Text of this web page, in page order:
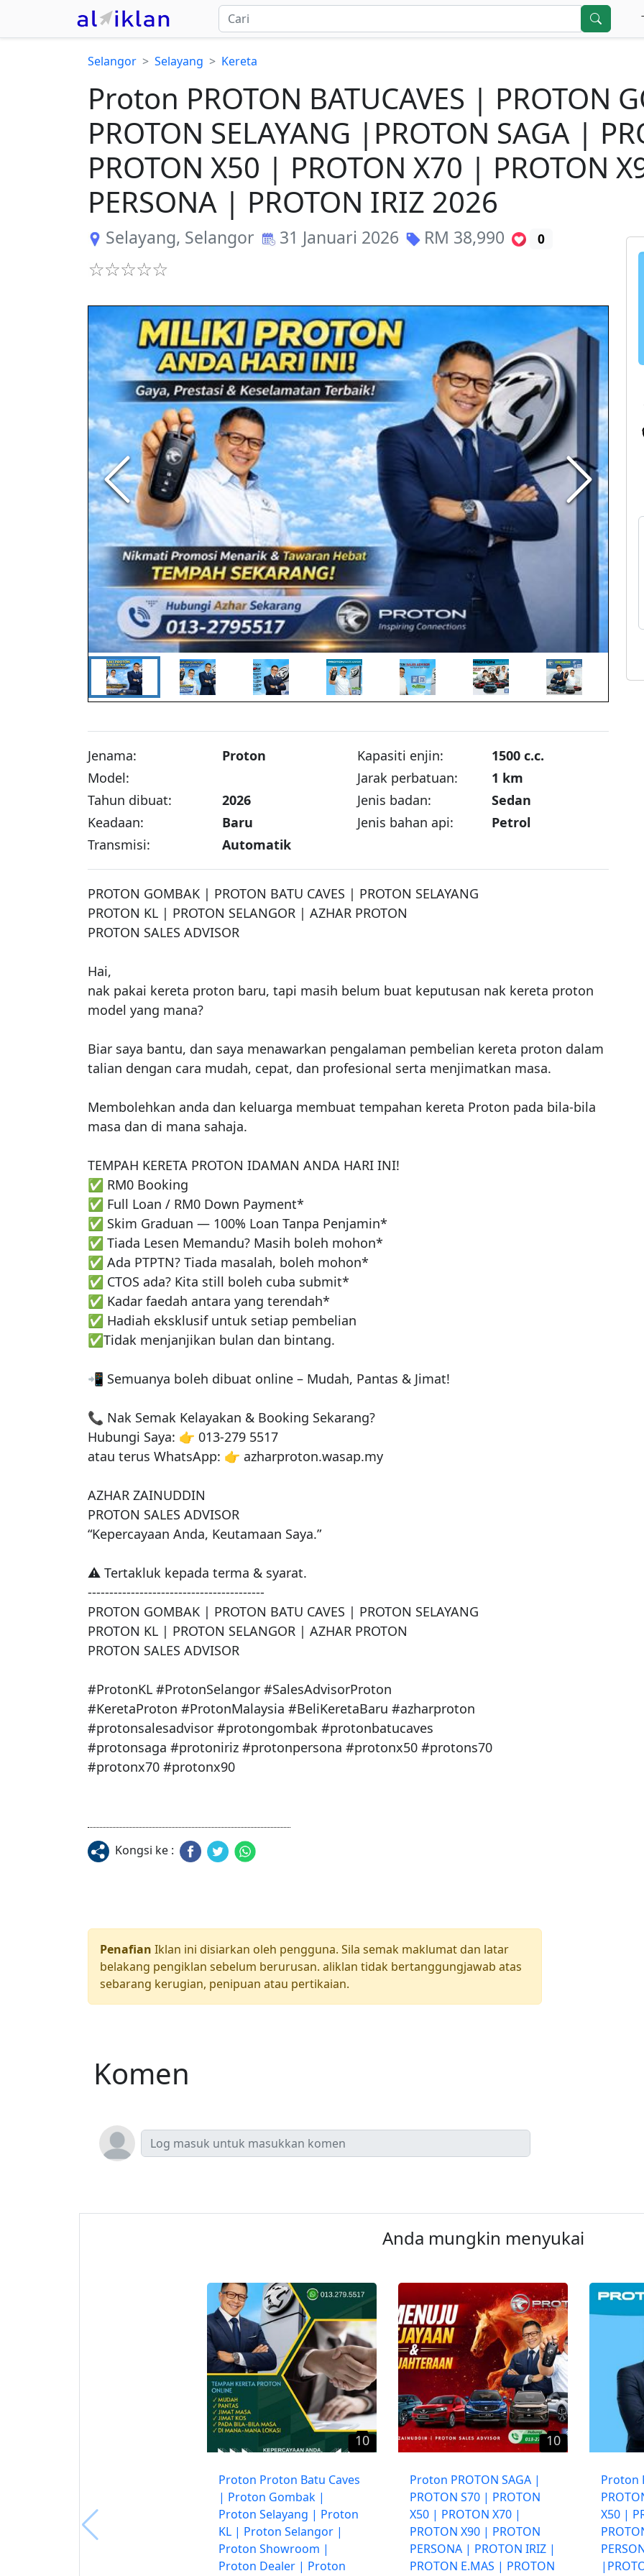
Selangor Selayang Kereta
Proton PROTON BATUCAVES | PROTON
PROTON SELAYANG |PROTON SAGA |
PROTON X50 | PROTON X70 | PROTON
PERSONA | PROTON IRIZ 2026
Selayang, Selangor 31 Januari 2026 RM 38,990 0
Jenama:
Proton
Model:
Tahun dibuat:
2026
Keadaan:
Baru
Transmisi:
Automatik
Kapasiti enjin:
1500 c.c.
Jarak perbatuan:
1 km
Jenis badan:
Sedan
Jenis bahan api:
Petrol
PROTON GOMBAK | PROTON BATU CAVES | PROTON SELAYANG
PROTON KL | PROTON SELANGOR | AZHAR PROTON
PROTON SALES ADVISOR
Hai,
nak pakai kereta proton baru, tapi masih belum buat keputusan nak kereta proton
model yang mana?
Biar saya bantu, dan saya menawarkan pengalaman pembelian kereta proton dalam
talian dengan cara mudah, cepat, dan profesional serta menjimatkan masa.
Membolehkan anda dan keluarga membuat tempahan kereta Proton pada bila-bila
masa dan di mana sahaja.
TEMPAH KERETA PROTON IDAMAN ANDA HARI INI!
✅ RM0 Booking
✅ Full Loan / RM0 Down Payment*
✅ Skim Graduan — 100% Loan Tanpa Penjamin*
✅ Tiada Lesen Memandu? Masih boleh mohon*
✅ Ada PTPTN? Tiada masalah, boleh mohon*
✅ CTOS ada? Kita still boleh cuba submit*
✅ Kadar faedah antara yang terendah*
✅ Hadiah eksklusif untuk setiap pembelian
✅Tidak menjanjikan bulan dan bintang.
📲 Semuanya boleh dibuat online – Mudah, Pantas & Jimat!
📞 Nak Semak Kelayakan & Booking Sekarang?
Hubungi Saya: 👉 013-279 5517
atau terus WhatsApp: 👉 azharproton.wasap.my
AZHAR ZAINUDDIN
PROTON SALES ADVISOR
“Kepercayaan Anda, Keutamaan Saya.”
⚠️ Tertakluk kepada terma & syarat.
-----------------------------------------
PROTON GOMBAK | PROTON BATU CAVES | PROTON SELAYANG
PROTON KL | PROTON SELANGOR | AZHAR PROTON
PROTON SALES ADVISOR
#ProtonKL #ProtonSelangor #SalesAdvisorProton
#KeretaProton #ProtonMalaysia #BeliKeretaBaru #azharproton
#protonsalesadvisor #protongombak #protonbatucaves
#protonsaga #protoniriz #protonpersona #protonx50 #protons70
#protonx70 #protonx90
Kongsi ke :
Penafian Iklan ini disiarkan oleh pengguna. Sila semak maklumat dan latar
belakang pengiklan sebelum berurusan. aliklan tidak bertanggungjawab atas
sebarang kerugian, penipuan atau pertikaian.
Komen
Anda mungkin menyukai
10
Proton Proton Batu Caves
| Proton Gombak |
Proton Selayang | Proton
KL | Proton Selangor |
Proton Showroom |
Proton Dealer | Proton
10
Proton PROTON SAGA |
PROTON S70 | PROTON
X50 | PROTON X70 |
PROTON X90 | PROTON
PERSONA | PROTON IRIZ |
PROTON E.MAS | PROTON
Proton
X50 |